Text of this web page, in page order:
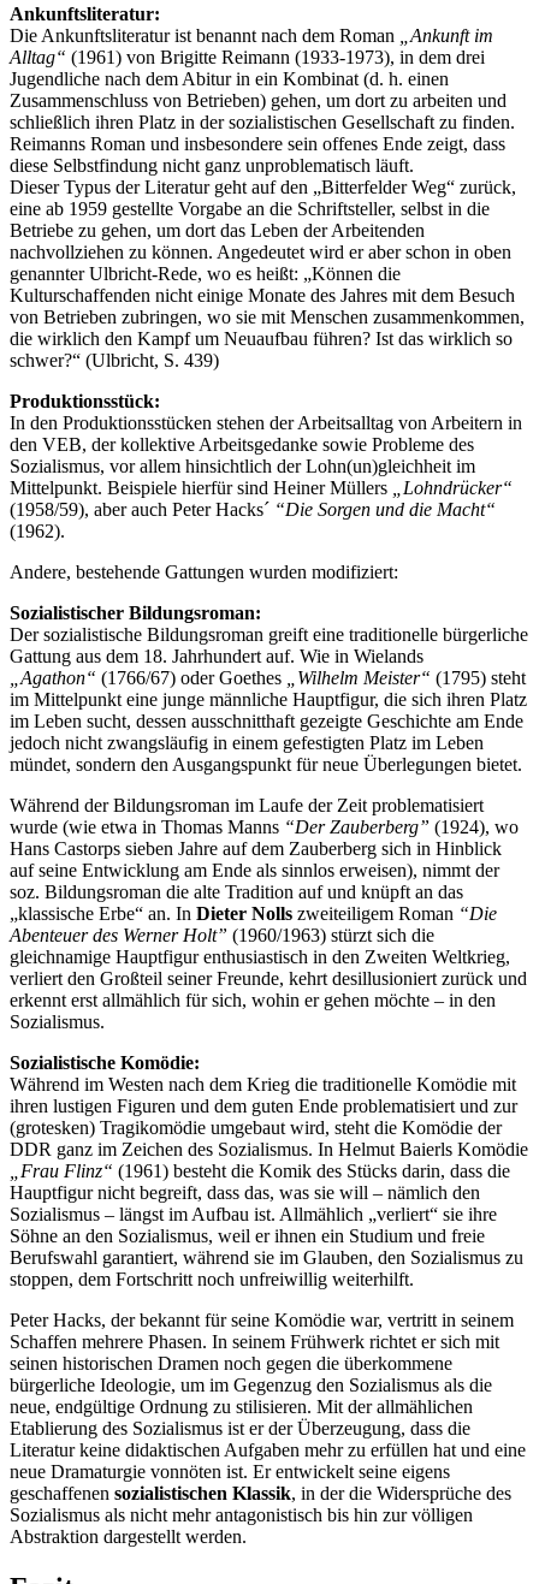
Ankunftsliteratur:
Die Ankunftsliteratur ist benannt nach dem Roman
„Ankunft im
Alltag“ (1961) von Brigitte Reimann (1933-1973), in dem drei
Jugendliche nach dem Abitur in ein Kombinat (d. h. einen
Zusammenschluss von Betrieben) gehen, um dort zu arbeiten und
schließlich ihren Platz in der sozialistischen Gesellschaft zu finden.
Reimanns Roman und insbesondere sein offenes Ende zeigt, dass
diese Selbstfindung nicht ganz unproblematisch läuft.
Dieser Typus der Literatur geht auf den „Bitterfelder Weg“ zurück,
eine ab 1959 gestellte Vorgabe an die Schriftsteller, selbst in die
Betriebe zu gehen, um dort das Leben der Arbeitenden
nachvollziehen zu können. Angedeutet wird er aber schon in oben
genannter Ulbricht-Rede, wo es heißt: „Können die
Kulturschaffenden nicht einige Monate des Jahres mit dem Besuch
von Betrieben zubringen, wo sie mit Menschen zusammenkommen,
die wirklich den Kampf um Neuaufbau führen? Ist das wirklich so
schwer?“ (Ulbricht, S. 439)
Produktionsstück:
In den Produktionsstücken stehen der Arbeitsalltag von Arbeitern in
den VEB, der kollektive Arbeitsgedanke sowie Probleme des
Sozialismus, vor allem hinsichtlich der Lohn(un)gleichheit im
Mittelpunkt. Beispiele hierfür sind Heiner Müllers
„Lohndrücker“
(1958/59), aber auch Peter Hacks´ “Die Sorgen und die Macht“
(1962).
Andere, bestehende Gattungen wurden modifiziert:
Sozialistischer Bildungsroman:
Der sozialistische Bildungsroman greift eine traditionelle bürgerliche
Gattung aus dem 18. Jahrhundert auf. Wie in Wielands
„Agathon“ (1766/67) oder Goethes „Wilhelm Meister“ (1795) steht
im Mittelpunkt eine junge männliche Hauptfigur, die sich ihren Platz
im Leben sucht, dessen ausschnitthaft gezeigte Geschichte am Ende
jedoch nicht zwangsläufig in einem gefestigten Platz im Leben
mündet, sondern den Ausgangspunkt für neue Überlegungen bietet.
Während der Bildungsroman im Laufe der Zeit problematisiert
wurde (wie etwa in Thomas Manns “Der Zauberberg” (1924), wo
Hans Castorps sieben Jahre auf dem Zauberberg sich in Hinblick
auf seine Entwicklung am Ende als sinnlos erweisen), nimmt der
soz. Bildungsroman die alte Tradition auf und knüpft an das
„klassische Erbe“ an. In Dieter Nolls zweiteiligem Roman “Die
Abenteuer des Werner Holt” (1960/1963) stürzt sich die
gleichnamige Hauptfigur enthusiastisch in den Zweiten Weltkrieg,
verliert den Großteil seiner Freunde, kehrt desillusioniert zurück und
erkennt erst allmählich für sich, wohin er gehen möchte – in den
Sozialismus.
Sozialistische Komödie:
Während im Westen nach dem Krieg die traditionelle Komödie mit
ihren lustigen Figuren und dem guten Ende problematisiert und zur
(grotesken) Tragikomödie umgebaut wird, steht die Komödie der
DDR ganz im Zeichen des Sozialismus. In Helmut Baierls Komödie
„Frau Flinz“ (1961) besteht die Komik des Stücks darin, dass die
Hauptfigur nicht begreift, dass das, was sie will – nämlich den
Sozialismus – längst im Aufbau ist. Allmählich „verliert“ sie ihre
Söhne an den Sozialismus, weil er ihnen ein Studium und freie
Berufswahl garantiert, während sie im Glauben, den Sozialismus zu
stoppen, dem Fortschritt noch unfreiwillig weiterhilft.
Peter Hacks, der bekannt für seine Komödie war, vertritt in seinem
Schaffen mehrere Phasen. In seinem Frühwerk richtet er sich mit
seinen historischen Dramen noch gegen die überkommene
bürgerliche Ideologie, um im Gegenzug den Sozialismus als die
neue, endgültige Ordnung zu stilisieren. Mit der allmählichen
Etablierung des Sozialismus ist er der Überzeugung, dass die
Literatur keine didaktischen Aufgaben mehr zu erfüllen hat und eine
neue Dramaturgie vonnöten ist. Er entwickelt seine eigens
geschaffenen sozialistischen Klassik, in der die Widersprüche des
Sozialismus als nicht mehr antagonistisch bis hin zur völligen
Abstraktion dargestellt werden.